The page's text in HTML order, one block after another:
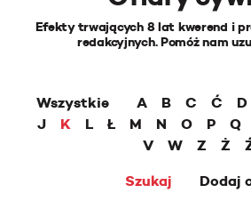
Efekty trwających 8 lat kwerend i
redakcyjnych. Pomóż nam
Wszystkie A B C Ć D
J
K L Ł M N O P Q
V
W Z Ż
Szukaj
Dodaj